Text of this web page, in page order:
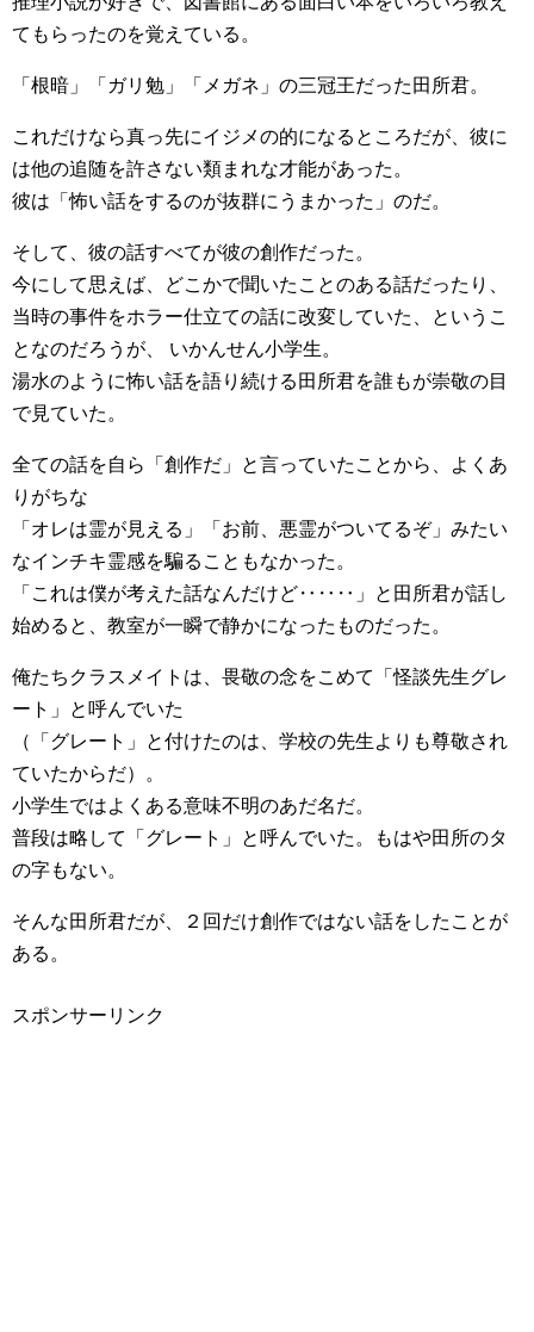
てもらったのを覚えている。
「根暗」「ガリ勉」「メガネ」の三冠王だった田所君。
これだけなら真っ先にイジメの的になるところだが、彼に
は他の追随を許さない類まれな才能があった。
彼は「怖い話をするのが抜群にうまかった」のだ。
そして、彼の話すべてが彼の創作だった。
今にして思えば、どこかで聞いたことのある話だったり、
当時の事件をホラー仕立ての話に改変していた、というこ
となのだろうが、 いかんせん小学生。
湯水のように怖い話を語り続ける田所君を誰もが崇敬の目
で見ていた。
全ての話を自ら「創作だ」と言っていたことから、よくあ
りがちな
「オレは霊が見える」「お前、悪霊がついてるぞ」みたい
なインチキ霊感を騙ることもなかった。
「これは僕が考えた話なんだけど‥‥‥」と田所君が話し
始めると、教室が一瞬で静かになったものだった。
俺たちクラスメイトは、畏敬の念をこめて「怪談先生グレ
ート」と呼んでいた
（「グレート」と付けたのは、学校の先生よりも尊敬され
ていたからだ）。
小学生ではよくある意味不明のあだ名だ。
普段は略して「グレート」と呼んでいた。もはや田所のタ
の字もない。
そんな田所君だが、２回だけ創作ではない話をしたことが
ある。
スポンサーリンク